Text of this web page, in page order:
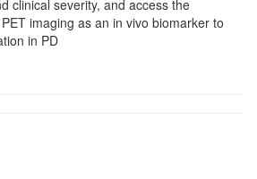
clinical severity, and access the
imaging as an in vivo biomarker to
in PD